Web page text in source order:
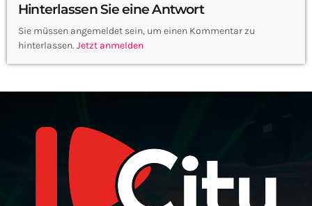
Hinterlassen Sie eine Antwort
Sie müssen angemeldet sein, um einen Kommentar zu
hinterlassen. Jetzt anmelden